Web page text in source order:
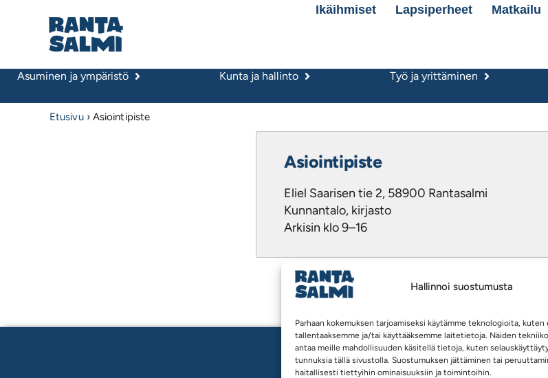
Hallinnoi suostumusta
Parhaan kokemuksen tarjoamiseksi käytämme teknologioita, kuten
tallentaaksemme ja/tai käyttääksemme laitetietoja. Näiden
antaa meille mahdollisuuden käsitellä tietoja, kuten
tunnuksia tällä sivustolla. Suostumuksen jättäminen tai
haitallisesti tiettyihin ominaisuuksiin ja toimintoihin.
Ikäihmiset Lapsiperheet Matkailu
Asuminen ja ympäristö Kunta ja hallinto Työ ja yrittäminen
Etusivu› Asiointipiste
Asiointipiste
Eliel Saarisen tie 2, 58900 Rantasalmi
Kunnantalo, kirjasto
Arkisin klo 9–16